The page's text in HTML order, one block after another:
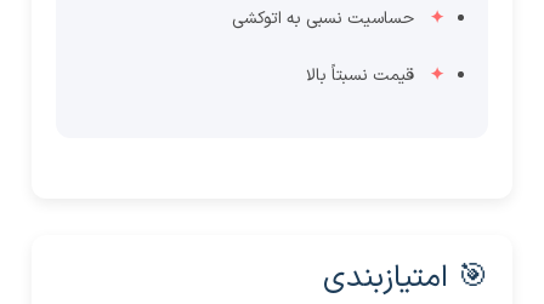
حساسیت نسبی به اتوکشی
قیمت نسبتاً بالا
🎯 امتیازبندی